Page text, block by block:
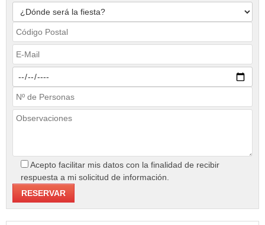
Acepto facilitar mis datos con la finalidad de recibir
respuesta a mi solicitud de información.